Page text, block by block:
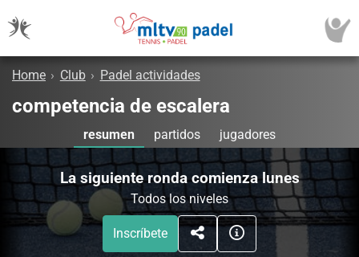
Home › Club › Padel actividades
competencia de escalera
resumen partidos jugadores
La siguiente ronda comienza lunes
Todos los niveles
Inscríbete